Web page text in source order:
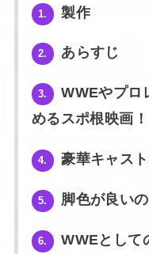
1. 製作
2. あらすじ
3.
WWEやプロ
めるスポ根映画！
4. 豪華キャス
5. 脚色が良い
6. WWEとして